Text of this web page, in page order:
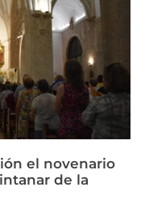
el novenario
de la